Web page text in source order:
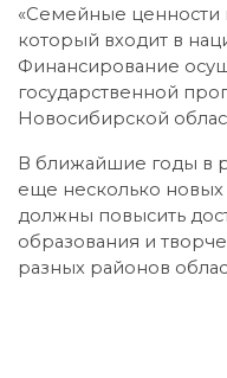
«Семейные ценности
который входит в
Финансирование
государственной
Новосибирской
В ближайшие годы в
еще несколько новых
должны повысить
образования и
разных районов